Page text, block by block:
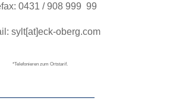
0431 / 908 999 99
sylt[at]eck-oberg.com
*Tele­fonieren zum Ort­starif.